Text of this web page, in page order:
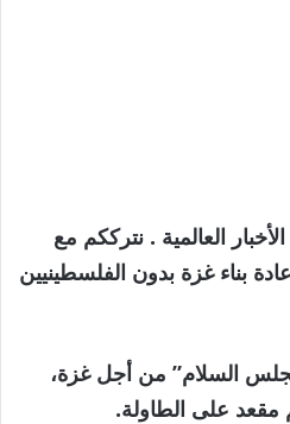
متابعات الأخبار العالمية . نترككم مع
بناء غزة بدون الفلسطينيين
السلام” من أجل غزة،
مقعد على الطاولة.